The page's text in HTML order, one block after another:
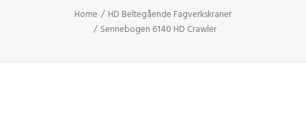
Home
HD Beltegående Fagverkskraner
Sennebogen 6140 HD Crawler